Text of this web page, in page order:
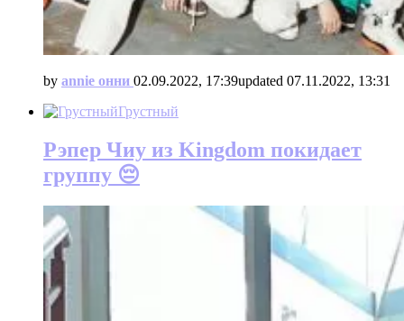
by annie онни 02.09.2022, 17:39updated 07.11.2022, 13:31
Грустный
Рэпер Чиу из Kingdom покидает
группу 😔